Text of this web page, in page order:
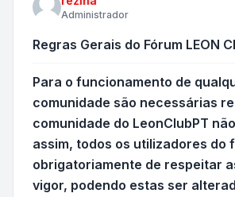
Administrador
Regras Gerais do Fórum LEON
Para o funcionamento de
comunidade são necessárias
comunidade do LeonClubPT
assim, todos os utilizadores do
obrigatoriamente de respeitar
vigor, podendo estas ser